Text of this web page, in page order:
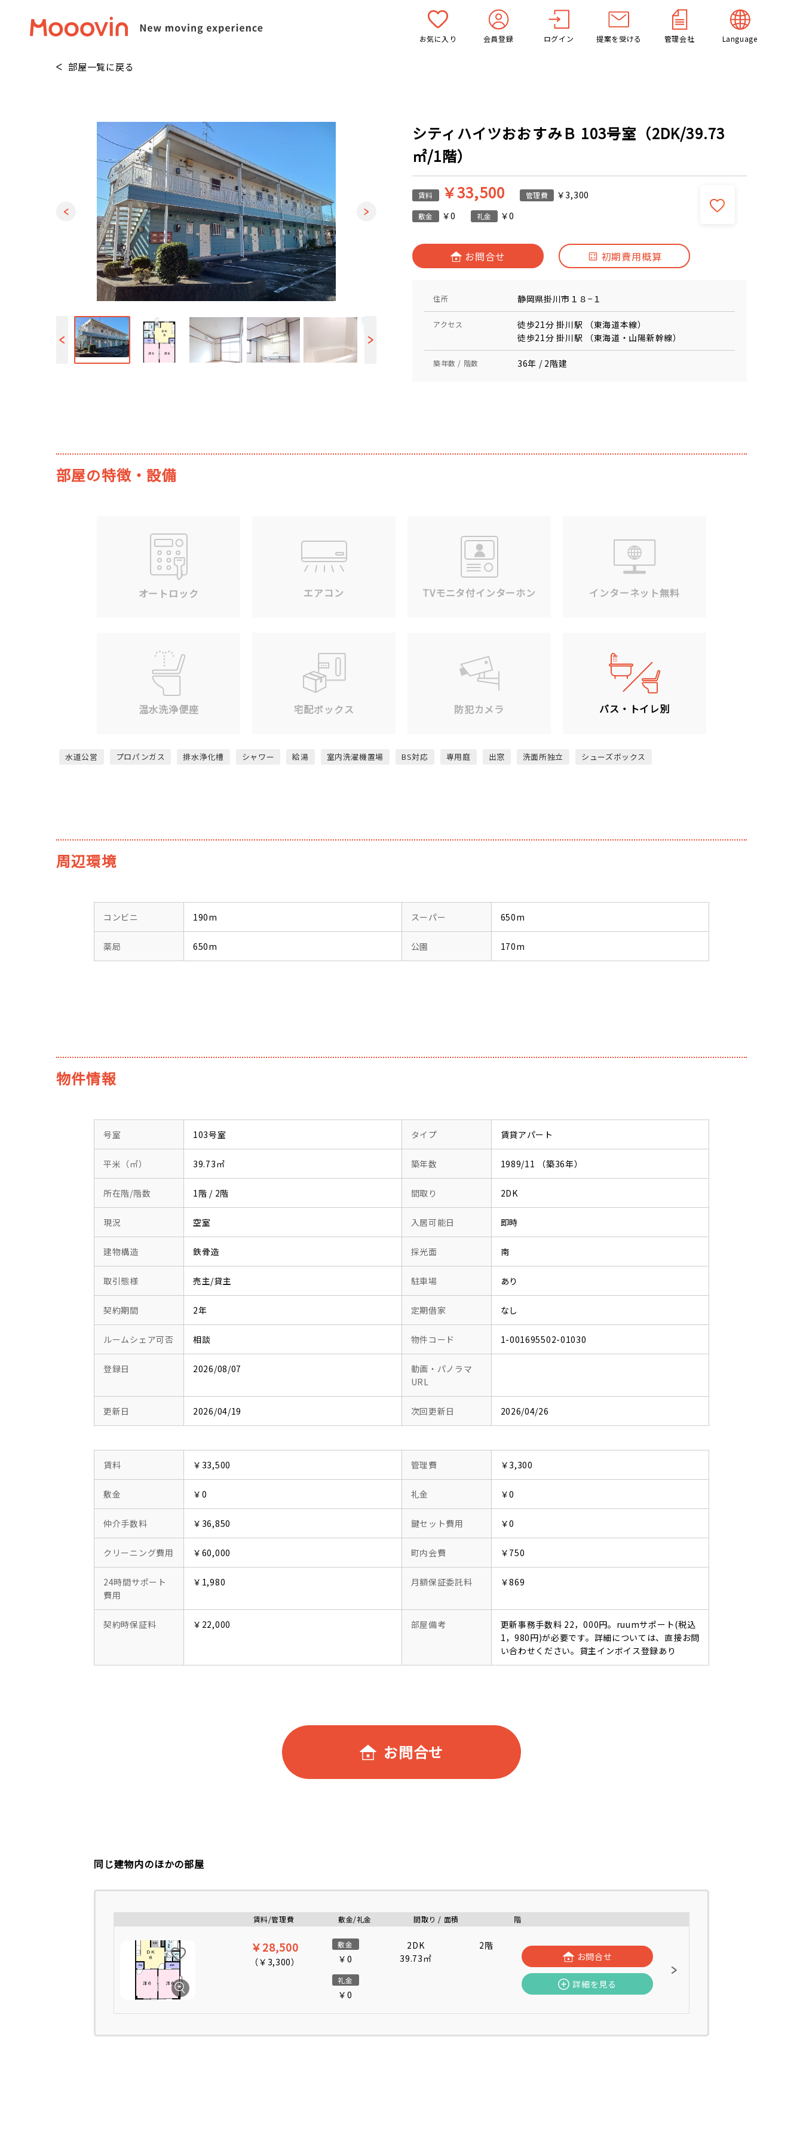
お気に入り 会員登録 ログイン 提案を受ける 管理会社 Language
部屋一覧に戻る
シティハイツおおすみＢ 103号室（2DK/39.73
㎡/1階）
賃料 ￥33,500 管理費 ￥3,300
敷金 ￥0 礼金 ￥0
お問合せ 初期費用概算
住所 静岡県掛川市１８−１
アクセス
徒歩21分 掛川駅 （東海道本線）
徒歩21分 掛川駅 （東海道・山陽新幹線）
築年数 / 階数 36年 / 2階建
部屋の特徴・設備
オートロック エアコン TVモニタ付インターホン インターネット無料
温水洗浄便座 宅配ボックス 防犯カメラ バス・トイレ別
水道公営 プロパンガス 排水浄化槽 シャワー 給湯 室内洗濯機置場 BS対応 専用庭 出窓 洗面所独立 シューズボックス
周辺環境
コンビニ 190m スーパー 650m
薬局 650m 公園 170m
物件情報
号室 103号室 タイプ 賃貸アパート
平米（㎡） 39.73㎡ 築年数 1989/11 （築36年）
所在階/階数 1階 / 2階 間取り 2DK
現況 空室 入居可能日 即時
建物構造 鉄骨造 採光面 南
取引態様 売主/貸主 駐車場 あり
契約期間 2年 定期借家 なし
ルームシェア可否 相談 物件コード 1-001695502-01030
登録日 2026/08/07
動画・パノラマ
URL
更新日 2026/04/19 次回更新日 2026/04/26
賃料 ￥33,500 管理費 ￥3,300
敷金 ￥0 礼金 ￥0
仲介手数料 ￥36,850 鍵セット費用 ￥0
クリーニング費用 ￥60,000 町内会費 ￥750
24時間サポート
費用
￥1,980 月額保証委託料 ￥869
契約時保証料 ￥22,000 部屋備考
更新事務手数料 22，000円。ruumサポート(税込
1，980円)が必要です。詳細については、直接お問
い合わせください。貸主インボイス登録あり
お問合せ
同じ建物内のほかの部屋
賃料/管理費 敷金/礼金 間取り / 面積 階
￥28,500
（￥3,300）
敷金
￥0
礼金
￥0
2DK
39.73㎡
2階
お問合せ
詳細を見る